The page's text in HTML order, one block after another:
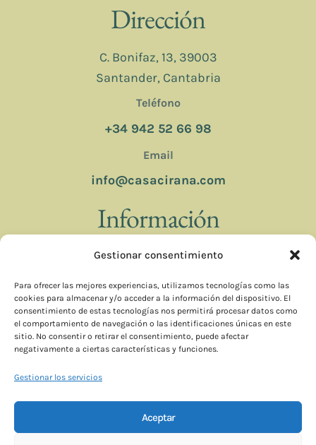
Gestionar consentimiento
Para ofrecer las mejores experiencias, utilizamos tecnologías como las
cookies para almacenar y/o acceder a la información del dispositivo. El
consentimiento de estas tecnologías nos permitirá procesar datos como
el comportamiento de navegación o las identificaciones únicas en este
sitio. No consentir o retirar el consentimiento, puede afectar
negativamente a ciertas características y funciones.
Gestionar los servicios
Aceptar
Dirección
C. Bonifaz, 13, 39003
Santander, Cantabria
Teléfono
+34 942 52 66 98
Email
info@casacirana.com
Información
Restaurante
Menú
Reservas
Contacto
Diseño web DIGIDISA